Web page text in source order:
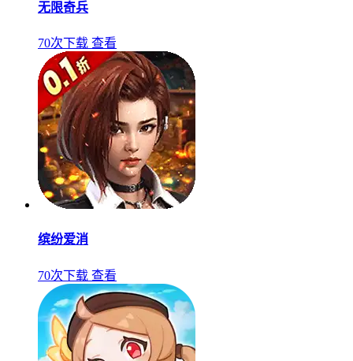
无限奇兵
70次下载 查看
缤纷爱消
70次下载 查看